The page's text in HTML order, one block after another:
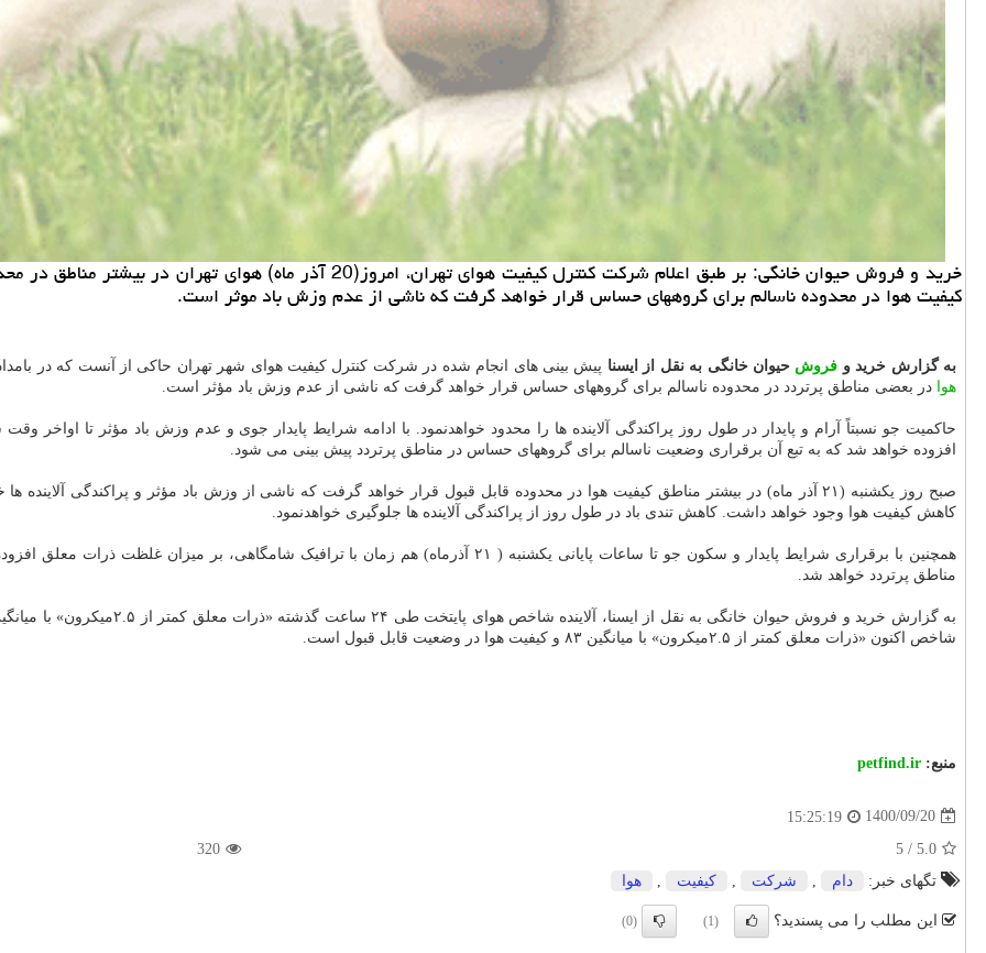
خرید و فروش حیوان خانگی: بر طبق اعلام شرکت کنترل کیفیت هوای تهران،
کیفیت هوا در محدوده ناسالم برای گروههای حساس قرار خواهد گرفت که ناشی از عدم وزش باد موثر است.
به گزارش خرید و فروش حیوان خانگی به نقل از ایسنا پیش بینی های انجام شده در شرکت کنترل کیفیت هوای شهر تهران حاکی از آنست که در بامداد روز شنبه (۲۰ آذر ماه) با شروع تردد خودرو ها در
هوا در بعضی مناطق پرتردد در محدوده ناسالم برای گروههای حساس قرار خواهد گرفت که ناشی از عدم وزش باد مؤثر است.
افزوده خواهد شد که به تبع آن برقراری وضعیت ناسالم برای گروههای حساس در مناطق پرتردد پیش بینی می شود.
صبح روز یکشنبه (۲۱ آذر ماه) در بیشتر مناطق کیفیت هوا در محدوده قابل قبول قرار خواهد گرفت که ناشی از وزش باد مؤثر و پراکندگی
کاهش کیفیت هوا وجود خواهد داشت. کاهش تندی باد در طول روز از پراکندگی آلاینده ها جلوگیری خواهدنمود.
همچنین با برقراری شرایط پایدار و سکون جو تا ساعات پایانی یکشنبه ( ۲۱ آذرماه) هم زمان با ترافیک
مناطق پرتردد خواهد شد.
شاخص اکنون «ذرات معلق کمتر از ۲.۵میکرون» با میانگین ۸۳ و کیفیت هوا در وضعیت قابل قبول است.
منبع: petfind.ir
1400/09/20
15:25:19
5.0
/
5
320
تگهای خبر:
دام شركت كیفیت هوا
این مطلب را می پسندید؟ (1)
(0)